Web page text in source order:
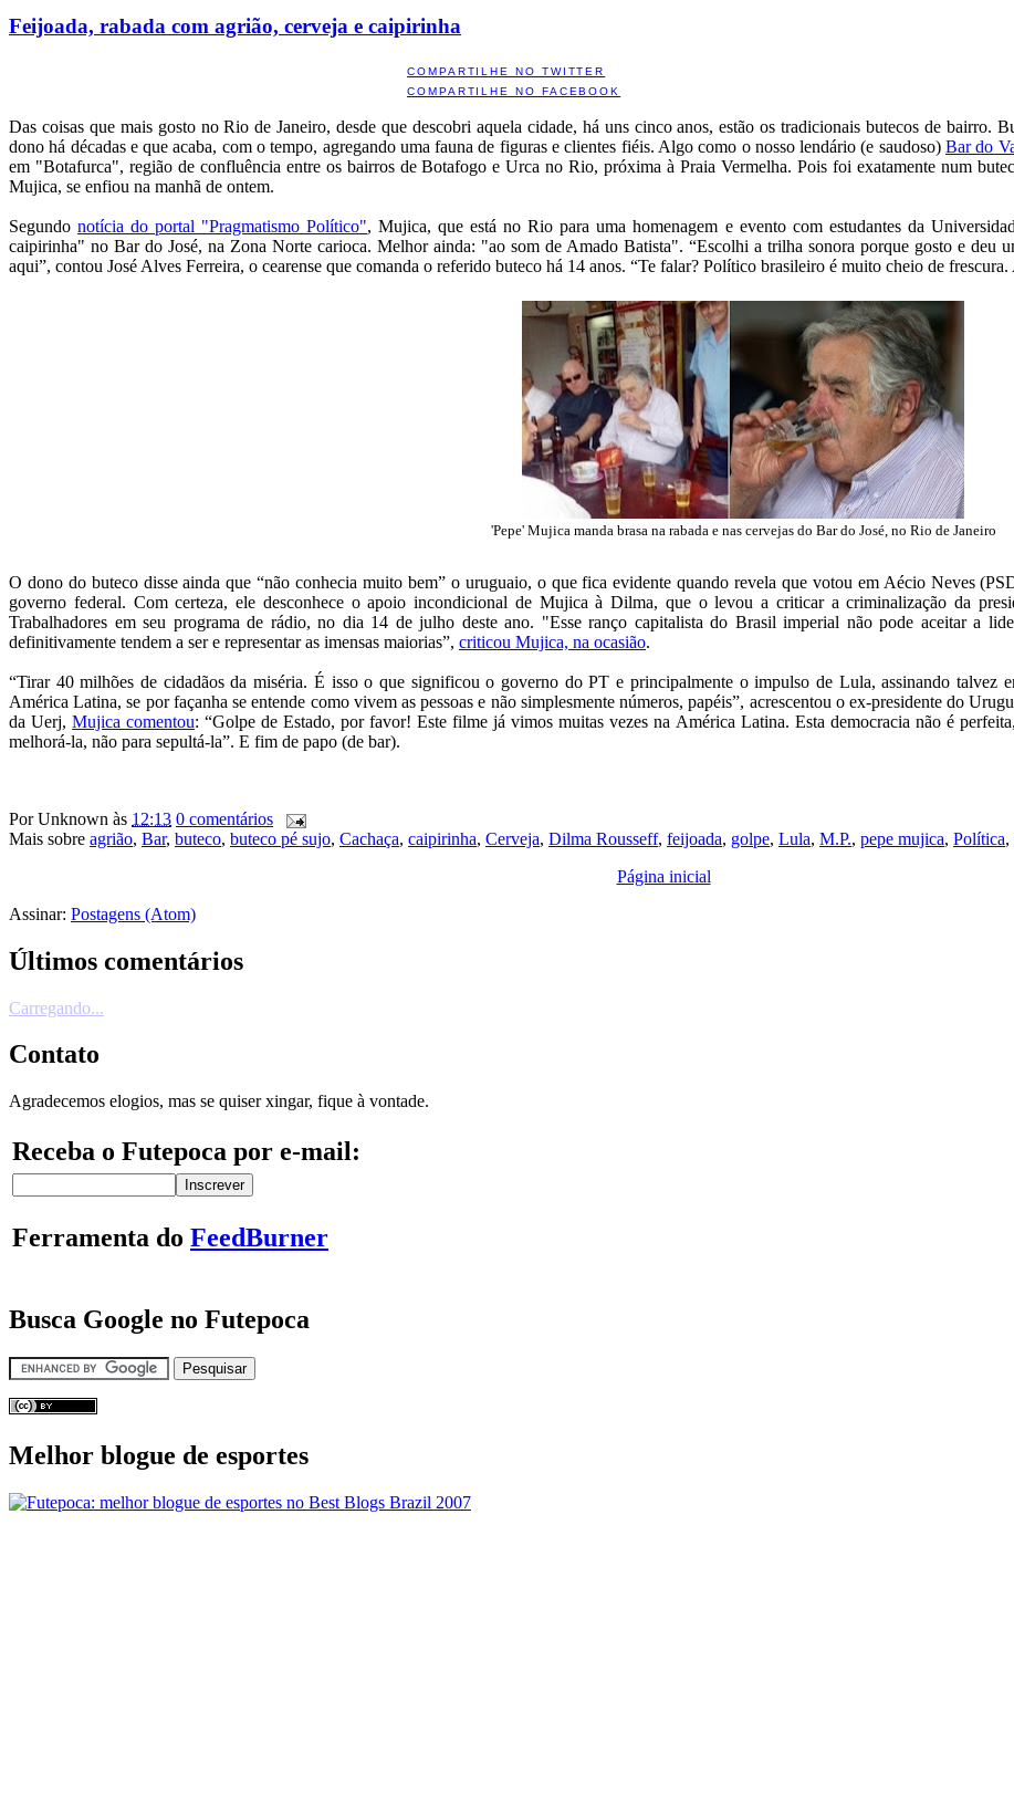
Feijoada, rabada com agrião, cerveja e caipirinha
COMPARTILHE NO TWITTER
COMPARTILHE NO FACEBOOK
Das coisas que mais gosto no Rio de Janeiro, desde que descobri aquela cidade, há uns cinco anos, estão os tradicionais butecos de bairro.
dono há décadas e que acaba, com o tempo, agregando uma fauna de figuras e clientes fiéis. Algo como o nosso lendário (e saudoso) Bar do
em "Botafurca", região de confluência entre os bairros de Botafogo e Urca no Rio, próxima à Praia Vermelha. Pois foi exatamente num
Mujica, se enfiou na manhã de ontem.
Segundonotícia do portal "Pragmatismo Político", Mujica, que está no Rio para uma homenagem e evento com estudantes da
caipirinha" no Bar do José, na Zona Norte carioca. Melhor ainda: "ao som de Amado Batista". “Escolhi a trilha sonora porque gosto e deu
aqui”, contou José Alves Ferreira, o cearense que comanda o referido buteco há 14 anos. “Te falar? Político brasileiro é muito cheio de
'Pepe' Mujica manda brasa na rabada e nas cervejas do Bar do José, no Rio de Janeiro
O dono do buteco disse ainda que “não conhecia muito bem” o uruguaio, o que fica evidente quando revela que votou em Aécio Neves
governo federal. Com certeza, ele desconhece o apoio incondicional de Mujica à Dilma, que o levou a criticar a criminalização da
Trabalhadores em seu programa de rádio, no dia 14 de julho deste ano. "Esse ranço capitalista do Brasil imperial não pode aceitar a
definitivamente tendem a ser e representar as imensas maiorias”, criticou Mujica, na ocasião.
“Tirar 40 milhões de cidadãos da miséria. É isso o que significou o governo do PT e principalmente o impulso de Lula, assinando talvez
América Latina, se por façanha se entende como vivem as pessoas e não simplesmente números, papéis”, acrescentou o ex-presidente do
da Uerj,Mujica comentou: “Golpe de Estado, por favor! Este filme já vimos muitas vezes na América Latina. Esta democracia não é
melhorá-la, não para sepultá-la”. E fim de papo (de bar).
PorUnknown às 12:13 0 comentários
Mais sobre agrião, Bar, buteco, buteco pé sujo, Cachaça, caipirinha, Cerveja, Dilma Rousseff, feijoada, golpe, Lula, M.P., pepe mujica, Política,
Página inicial
Assinar: Postagens (Atom)
Últimos comentários
Carregando...
Contato
Agradecemos elogios, mas se quiser xingar, fique à vontade.
Receba o Futepoca por e-mail:
Ferramenta do FeedBurner
Busca Google no Futepoca
Melhor blogue de esportes